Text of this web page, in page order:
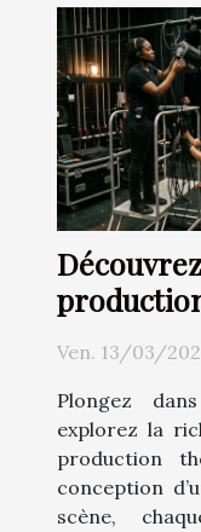
moderne
Ven. 13/03/
Plongez
explorez la
production
conception
scène,